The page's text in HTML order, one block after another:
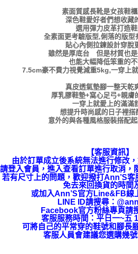
素面質感長靴是女孩鞋
深色鞋愛好者們想收藏
選用彈力皮革打造
全素面更考驗版型,俐落的版型
貼心內側拉鍊設計穿脫
雖然是厚底台 但是材質也
也能大幅降低笨重的
7.5cm豪不費力視覺減重5kg,一穿上
真皮透氣墊腳一整天乾
厚乳膠鞋墊+窩心足弓+親膚
一穿上就愛上的滿滿
想提升時尚感的日子裡
意外的與各種風格服裝搭配
【客服資訊】
由於訂單成立後系統無法進行修改
請登入會員，進入查看訂單進行取消，
若有尺寸上的問題，歡迎撥打Ann’S
免去來回換貨的時間
或加入Ann’S官方Line&FB線
LINE ID請搜尋 ：
Facebook官方粉絲專頁請
客服服務時間：平日一~五
可將自己的平常穿的鞋號和腳長
客服人員會建議您選購幾